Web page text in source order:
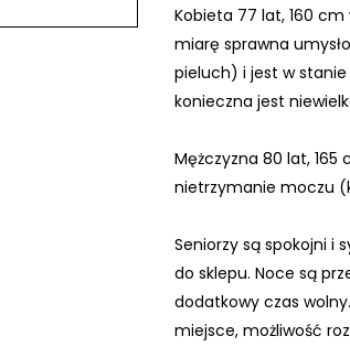
Kobieta 77 lat, 160 cm
miarę sprawna
pieluch) i jest w stanie
konieczna jest
Mężczyzna 80 lat,
nietrzymanie moczu
Seniorzy są spokojni i
do sklepu. Noce są
dodatkowy czas
miejsce, możliwość